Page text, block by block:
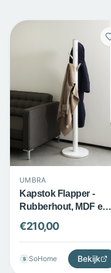
UMBRA
Kapstok Flapper -
Rubberhout, MDF en
aluminium - 9
inklapbare haken - Wit
€210,00
S SoHome Bekijk